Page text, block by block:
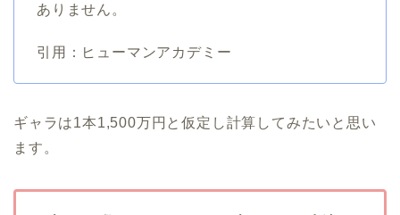
ありません。
引用：ヒューマンアカデミー
ギャラは1本1,500万円と仮定し計算してみたいと思い
ます。